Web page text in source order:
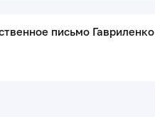
письмо Гавриленко